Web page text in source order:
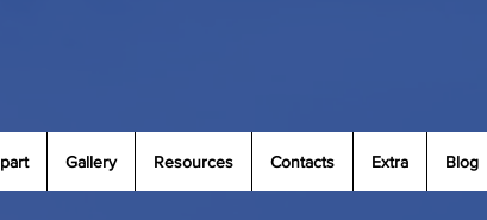
Gallery Resources Contacts Extra Blog